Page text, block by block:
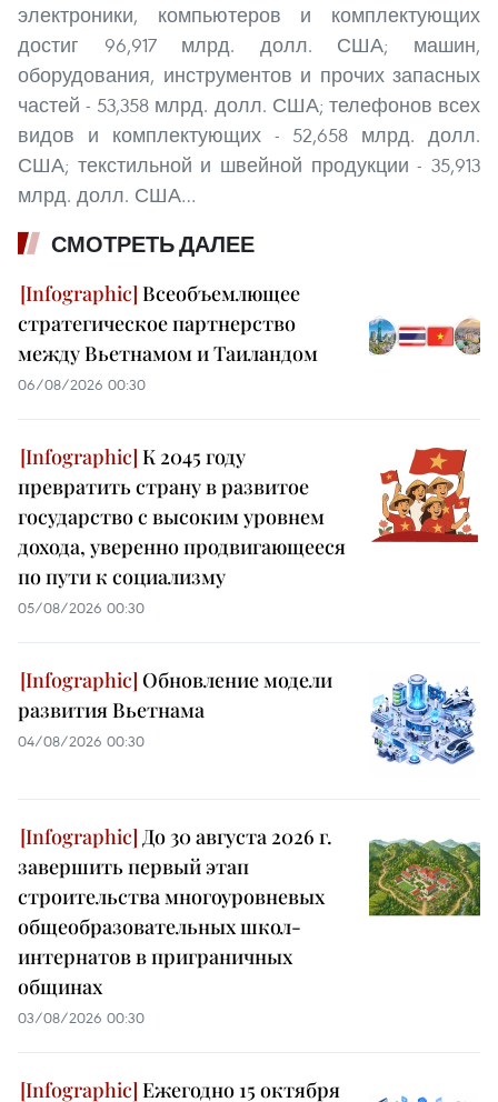
электроники, компьютеров и комплектующих
достиг 96,917 млрд. долл. США; машин,
оборудования, инструментов и прочих запасных
частей - 53,358 млрд. долл. США; телефонов всех
видов и комплектующих - 52,658 млрд. долл.
США; текстильной и швейной продукции - 35,913
млрд. долл. США…
СМОТРЕТЬ ДАЛЕЕ
Всеобъемлющее
стратегическое партнерство
между Вьетнамом и Таиландом
06/08/2026 00:30
К 2045 году
превратить страну в развитое
государство с высоким уровнем
дохода, уверенно продвигающееся
по пути к социализму
05/08/2026 00:30
Обновление модели
развития Вьетнама
04/08/2026 00:30
До 30 августа 2026 г.
завершить первый этап
строительства многоуровневых
общеобразовательных школ-
интернатов в приграничных
общинах
03/08/2026 00:30
Ежегодно 15 октября